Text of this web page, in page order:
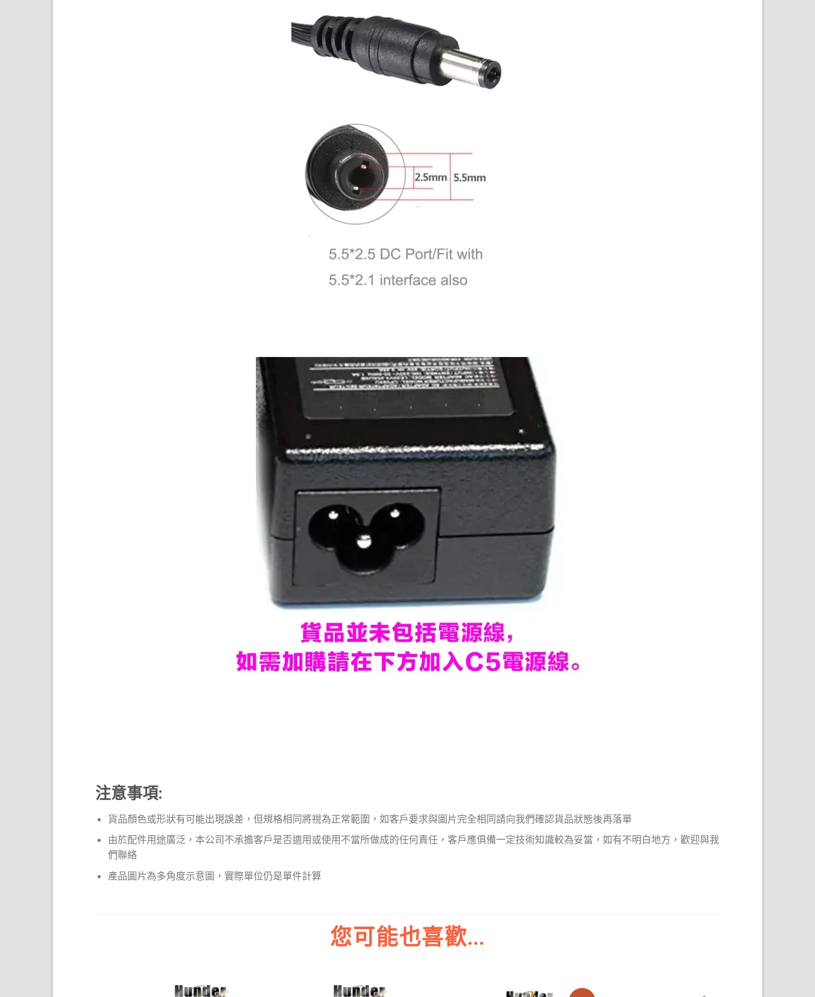
注意事項:
貨品顏色或形狀有可能出現誤差，但規格相同將視為正常範圍，如客戶要求與圖片完全相同請向我們確認貨品狀態後再落單
由於配件用途廣泛，本公司不承擔客戶是否適用或使用不當所做成的任何責任，客戶應俱備一定技術知識較為妥當，如有不明白地方，歡迎與我
們聯絡
產品圖片為多角度示意圖，實際單位仍是單件計算
您可能也喜歡…